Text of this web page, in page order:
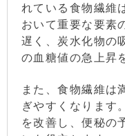
れている食物繊維
おいて重要な要素
遅く、炭水化物の
の血糖値の急上昇
また、食物繊維は
ぎやすくなります
を改善し、便秘の